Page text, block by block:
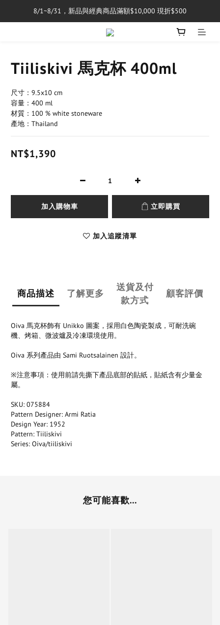
單筆消費滿$5,000享免運費
8/1~8/31，新品與經典商品滿額$10,000 現折$500
單筆消費滿$5,000享免運費
Tiiliskivi 馬克杯 400ml
尺寸：9.5x10 cm
容量：400 ml
材質：100 % white stoneware
產地：Thailand
NT$1,390
加入購物車 立即購買
加入追蹤清單
商品描述 了解更多
送貨及付
款方式
顧客評價
Oiva 馬克杯飾有 Unikko 圖案，採用白色陶瓷製成，可耐洗碗
機、烤箱、微波爐及冷凍環境使用。
Oiva 系列產品由 Sami Ruotsalainen 設計。
※注意事項：使用前請先撕下產品底部的貼紙，貼紙含有少量金
屬。
SKU: 075884
Pattern Designer: Armi Ratia
Design Year: 1952
Pattern: Tiiliskivi
Series: Oiva/tiiliskivi
您可能喜歡...